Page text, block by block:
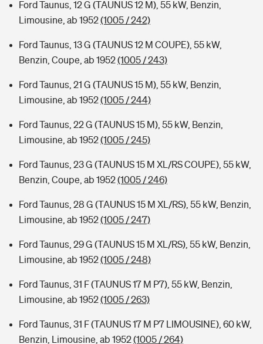
Ford Taunus, 12 G (TAUNUS 12 M), 55 kW, Benzin,
Limousine, ab 1952(1005 / 242)
Ford Taunus, 13 G (TAUNUS 12 M COUPE), 55 kW,
Benzin, Coupe, ab 1952(1005 / 243)
Ford Taunus, 21 G (TAUNUS 15 M), 55 kW, Benzin,
Limousine, ab 1952(1005 / 244)
Ford Taunus, 22 G (TAUNUS 15 M), 55 kW, Benzin,
Limousine, ab 1952(1005 / 245)
Ford Taunus, 23 G (TAUNUS 15 M XL/RS COUPE), 55 kW,
Benzin, Coupe, ab 1952(1005 / 246)
Ford Taunus, 28 G (TAUNUS 15 M XL/RS), 55 kW, Benzin,
Limousine, ab 1952(1005 / 247)
Ford Taunus, 29 G (TAUNUS 15 M XL/RS), 55 kW, Benzin,
Limousine, ab 1952(1005 / 248)
Ford Taunus, 31 F (TAUNUS 17 M P7), 55 kW, Benzin,
Limousine, ab 1952(1005 / 263)
Ford Taunus, 31 F (TAUNUS 17 M P7 LIMOUSINE), 60 kW,
Benzin, Limousine, ab 1952(1005 / 264)